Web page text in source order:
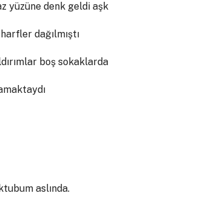
yüzüne denk geldi aşk
dağılmıştı
boş sokaklarda
aslında.